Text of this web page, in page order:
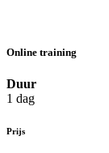
Online training
Duur
1 dag
Prijs